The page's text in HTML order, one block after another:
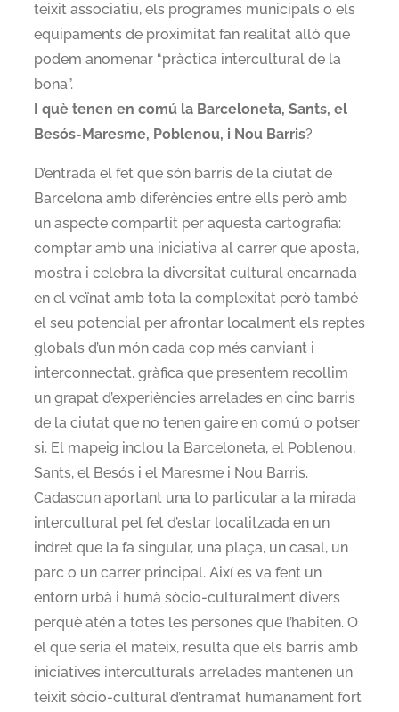
teixit associatiu, els programes municipals o els
equipaments de proximitat fan realitat allò que
podem anomenar “pràctica intercultural de la
bona”.
I què tenen en comú la Barceloneta, Sants, el
Besós-Maresme, Poblenou, i Nou Barris?
D’entrada el fet que són barris de la ciutat de
Barcelona amb diferències entre ells però amb
un aspecte compartit per aquesta cartografia:
comptar amb una iniciativa al carrer que aposta,
mostra i celebra la diversitat cultural encarnada
en el veïnat amb tota la complexitat però també
el seu potencial per afrontar localment els reptes
globals d’un món cada cop més canviant i
interconnectat. gràfica que presentem recollim
un grapat d’experiències arrelades en cinc barris
de la ciutat que no tenen gaire en comú o potser
si. El mapeig inclou la Barceloneta, el Poblenou,
Sants, el Besós i el Maresme i Nou Barris.
Cadascun aportant una to particular a la mirada
intercultural pel fet d’estar localitzada en un
indret que la fa singular, una plaça, un casal, un
parc o un carrer principal. Així es va fent un
entorn urbà i humà sòcio-culturalment divers
perquè atén a totes les persones que l’habiten. O
el que seria el mateix, resulta que els barris amb
iniciatives interculturals arrelades mantenen un
teixit sòcio-cultural d’entramat humanament fort